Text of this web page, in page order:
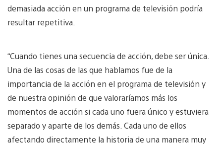
demasiada acción en un programa de televisión podría
resultar repetitiva.
“Cuando tienes una secuencia de acción, debe ser única.
Una de las cosas de las que hablamos fue de la
importancia de la acción en el programa de televisión y
de nuestra opinión de que valoraríamos más los
momentos de acción si cada uno fuera único y estuviera
separado y aparte de los demás. Cada uno de ellos
afectando directamente la historia de una manera muy